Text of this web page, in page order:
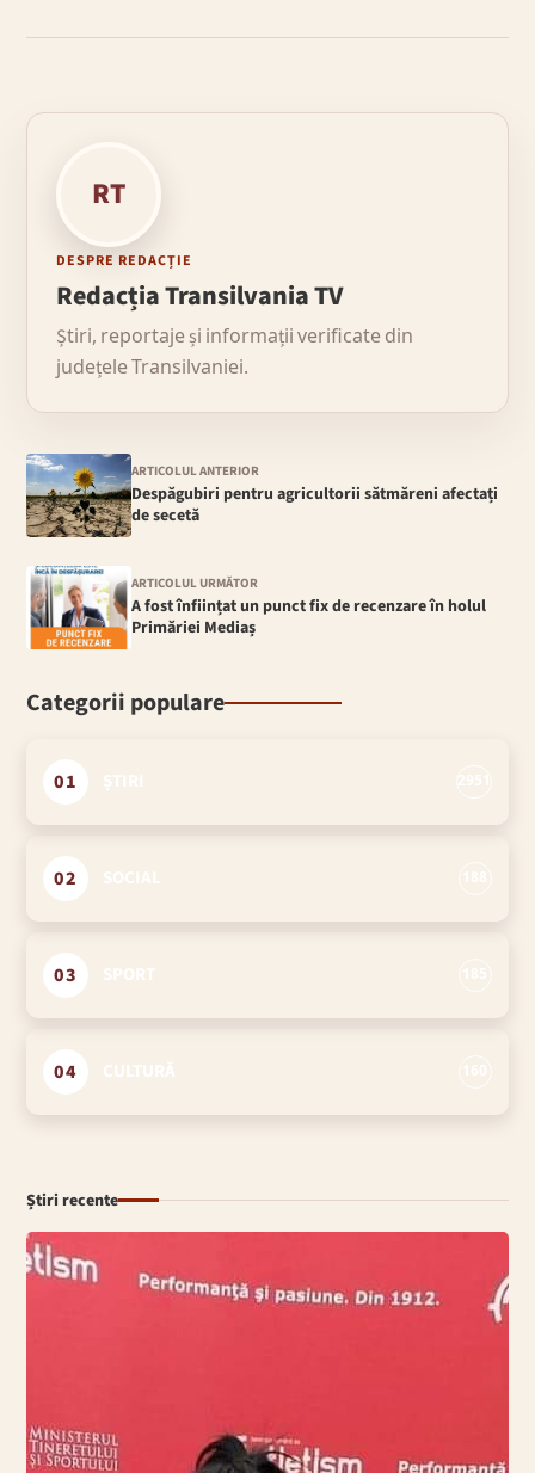
RT
DESPRE REDACȚIE
Redacția Transilvania TV
Știri, reportaje și informații verificate din
județele Transilvaniei.
ARTICOLUL ANTERIOR
Despăgubiri pentru agricultorii sătmăreni afectați
de secetă
ARTICOLUL URMĂTOR
A fost înființat un punct fix de recenzare în holul
Primăriei Mediaș
Categorii populare
01
02
03
04
Știri recente